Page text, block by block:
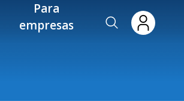
Para
empresas